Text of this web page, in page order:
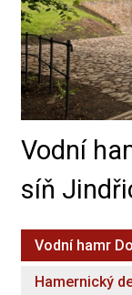
Vodní
síň
Vodní hamr
Hamernický